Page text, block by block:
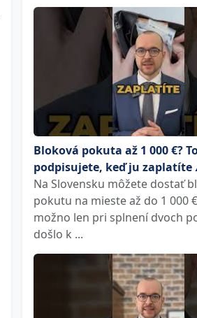
Bloková pokuta až 1 000 €?
podpisujete, keď ju
Na Slovensku môžete dostať
pokutu na mieste až do 1 000
možno len pri splnení dvoch
došlo k ...